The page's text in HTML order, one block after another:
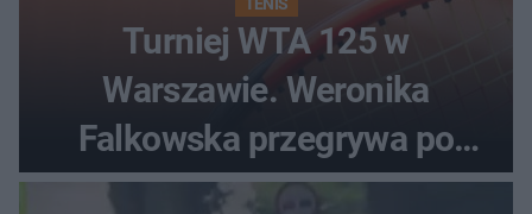
Turniej WTA 125 w
Warszawie. Weronika
Falkowska przegrywa po
zaciętym boju